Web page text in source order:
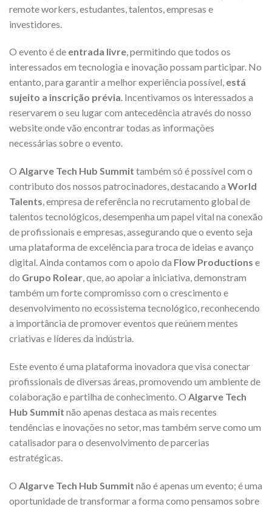
remote workers, estudantes, talentos, empresas e
investidores.
O evento é de entrada livre, permitindo que todos os
interessados em tecnologia e inovação possam participar. No
entanto, para garantir a melhor experiência possível, está
sujeito a inscrição prévia. Incentivamos os interessados a
reservarem o seu lugar com antecedência através do nosso
website onde vão encontrar todas as informações
necessárias sobre o evento.
O Algarve Tech Hub Summit também só é possível com o
contributo dos nossos patrocinadores, destacando a World
Talents, empresa de referência no recrutamento global de
talentos tecnológicos, desempenha um papel vital na conexão
de profissionais e empresas, assegurando que o evento seja
uma plataforma de excelência para troca de ideias e avanço
digital. Ainda contamos com o apoio da Flow Productions e
do Grupo Rolear, que, ao apoiar a iniciativa, demonstram
também um forte compromisso com o crescimento e
desenvolvimento no ecossistema tecnológico, reconhecendo
a importância de promover eventos que reúnem mentes
criativas e líderes da indústria.
Este evento é uma plataforma inovadora que visa conectar
profissionais de diversas áreas, promovendo um ambiente de
colaboração e partilha de conhecimento. O Algarve Tech
Hub Summit não apenas destaca as mais recentes
tendências e inovações no setor, mas também serve como um
catalisador para o desenvolvimento de parcerias
estratégicas.
O Algarve Tech Hub Summit não é apenas um evento; é uma
oportunidade de transformar a forma como pensamos sobre